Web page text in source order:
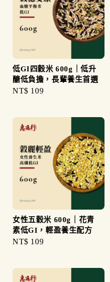
低GI四穀米 600g｜低升
醣低負擔，長輩養生首選
Regular
NT$ 109
女性五穀米 600g｜花青
素低GI，輕盈養生配方
Regular
NT$ 109